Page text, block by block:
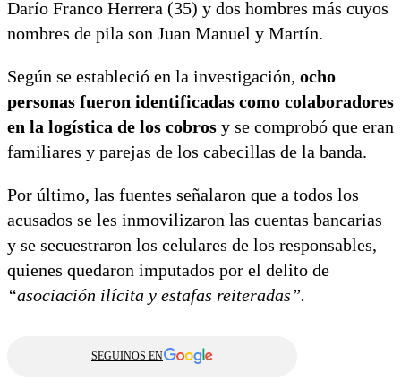
Darío Franco Herrera (35) y dos hombres más cuyos
nombres de pila son Juan Manuel y Martín.
Según se estableció en la investigación, ocho
personas fueron identificadas como colaboradores
en la logística de los cobros y se comprobó que eran
familiares y parejas de los cabecillas de la banda.
Por último, las fuentes señalaron que a todos los
acusados se les inmovilizaron las cuentas bancarias
y se secuestraron los celulares de los responsables,
quienes quedaron imputados por el delito de
“asociación ilícita y estafas reiteradas”.
SEGUINOS EN